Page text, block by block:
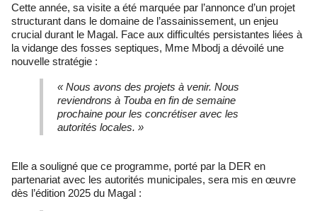
Cette année, sa visite a été marquée par l’annonce d’un projet
structurant dans le domaine de l’assainissement, un enjeu
crucial durant le Magal. Face aux difficultés persistantes liées à
la vidange des fosses septiques, Mme Mbodj a dévoilé une
nouvelle stratégie :
« Nous avons des projets à venir. Nous
reviendrons à Touba en fin de semaine
prochaine pour les concrétiser avec les
autorités locales. »
Elle a souligné que ce programme, porté par la DER en
partenariat avec les autorités municipales, sera mis en œuvre
dès l’édition 2025 du Magal :